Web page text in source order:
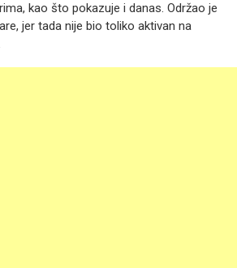
kao što pokazuje i danas. Održao je
jer tada nije bio toliko aktivan na